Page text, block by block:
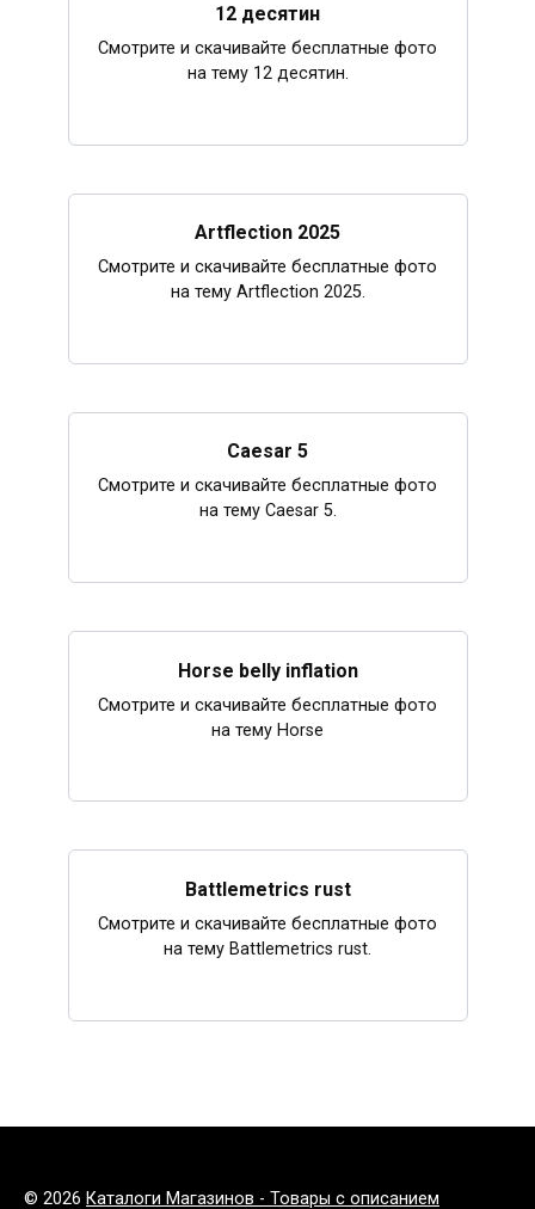
12 десятин
Смотрите и скачивайте бесплатные фото
на тему 12 десятин.
Artflection 2025
Смотрите и скачивайте бесплатные фото
на тему Artflection 2025.
Caesar 5
Смотрите и скачивайте бесплатные фото
на тему Caesar 5.
Horse belly inflation
Смотрите и скачивайте бесплатные фото
на тему Horse
Battlemetrics rust
Смотрите и скачивайте бесплатные фото
на тему Battlemetrics rust.
© 2026 Каталоги Магазинов - Товары с описанием